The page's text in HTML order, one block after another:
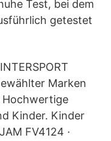
Test, bei dem
getestet
Marken
Hochwertige
Kinder. Kinder
FV4124 ·